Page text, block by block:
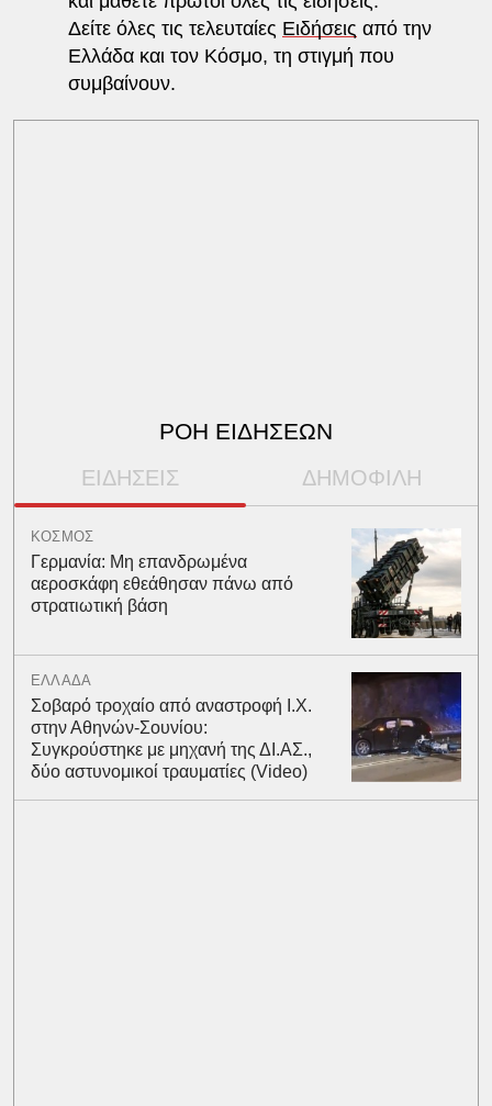
Δείτε όλες τις τελευταίες Ειδήσεις από την
Ελλάδα και τον Κόσμο, τη στιγμή που
συμβαίνουν.
ΡΟΗ ΕΙΔΗΣΕΩΝ
ΕΙΔΗΣΕΙΣ ΔΗΜΟΦΙΛΗ
ΚΟΣΜΟΣ
Γερμανία: Μη επανδρωμένα
αεροσκάφη εθεάθησαν πάνω από
στρατιωτική βάση
ΕΛΛΑΔΑ
Σοβαρό τροχαίο από αναστροφή Ι.Χ.
στην Αθηνών-Σουνίου:
Συγκρούστηκε με μηχανή της ΔΙ.ΑΣ.,
δύο αστυνομικοί τραυματίες (Video)